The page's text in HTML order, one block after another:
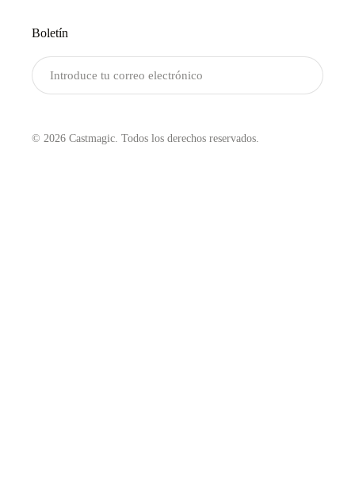
Boletín
© 2026 Castmagic. Todos los derechos reservados.